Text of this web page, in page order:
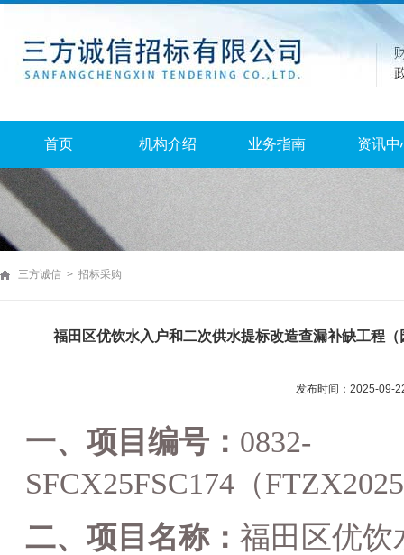
首页 机构介绍 业务指南 资讯中
三方诚信 > 招标采购
福田区优饮水入户和二次供水提标改造查漏补缺工程
发布时间：2025-09-
一、 项目编号： 0832-
SFCX25FSC174 （
二、项目名称： 福田区优饮